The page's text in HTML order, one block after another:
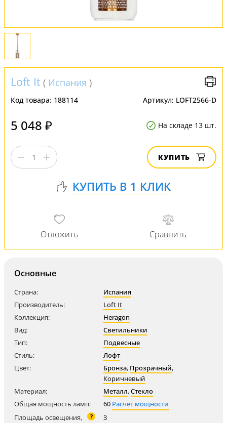
Loft It ( Испания )
Код товара: 188114 Артикул: LOFT2566-D
5 048 ₽ На складе 13 шт.
КУПИТЬ
Основные
Страна:
Испания
Производитель:
Loft It
Коллекция:
Heragon
Вид:
Светильники
Тип:
Подвесные
Стиль:
Лофт
Цвет:
Бронза, Прозрачный,
Коричневый
Материал:
Металл,Стекло
Общая мощность ламп:
60 Расчет мощности
Площадь освещения,
? 3